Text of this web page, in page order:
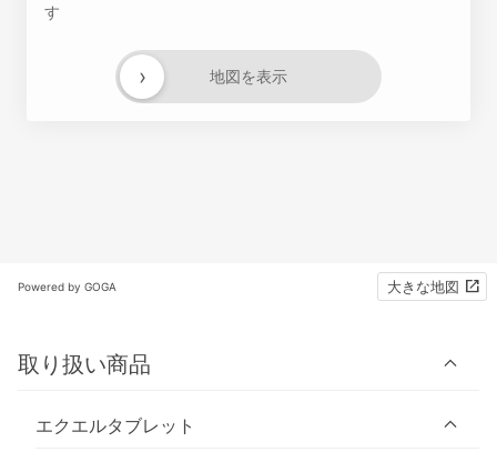
す
地図を表示
›
Powered by GOGA 大きな地図
取り扱い商品
エクエルタブレット